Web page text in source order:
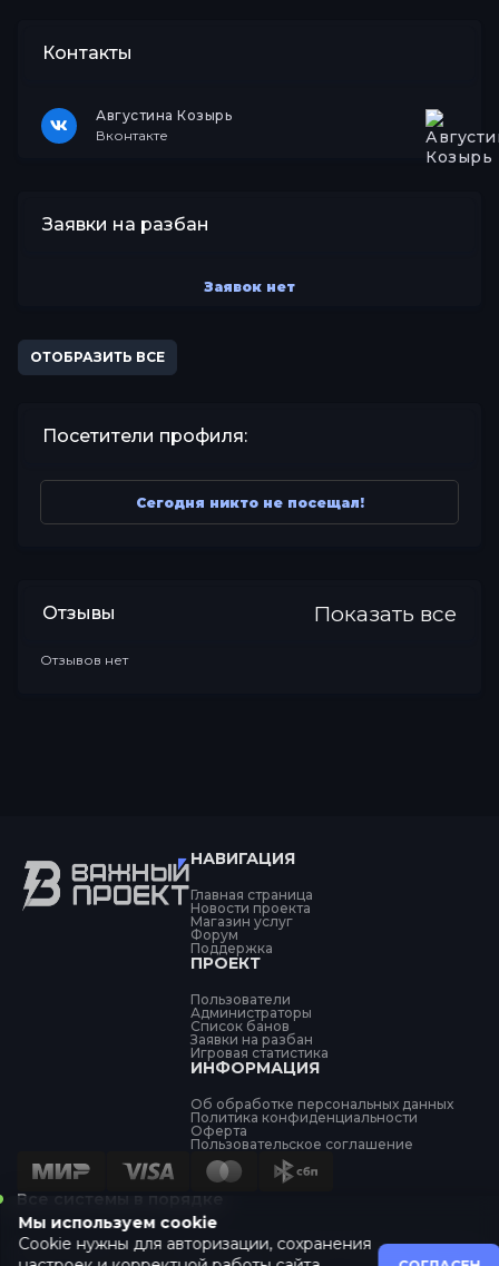
Контакты
Августина Козырь
Вконтакте
Заявки на разбан
Заявок нет
ОТОБРАЗИТЬ ВСЕ
Посетители профиля:
Сегодня никто не посещал!
Отзывы Показать все
Отзывов нет
НАВИГАЦИЯ
Главная страница
Новости проекта
Магазин услуг
Форум
Поддержка
ПРОЕКТ
Пользователи
Администраторы
Список банов
Заявки на разбан
Игровая статистика
ИНФОРМАЦИЯ
Об обработке персональных данных
Политика конфиденциальности
Оферта
Пользовательское соглашение
Все системы в порядке
GAMETTI LTD, Registration No. 14348659, 2nd Floor, College House, 17 King Edwards Road, Ruislip,
Мы используем cookie
Cookie нужны для авторизации, сохранения